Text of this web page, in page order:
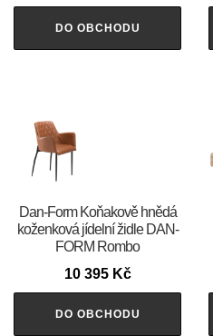
DO OBCHODU
​​​​​Dan-Form Koňakově hnědá
koženková jídelní židle DAN-
FORM Rombo
10 395 Kč
DO OBCHODU